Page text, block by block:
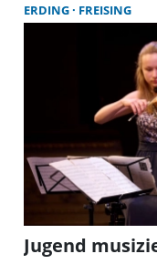
ERDING FREISING
Jugend